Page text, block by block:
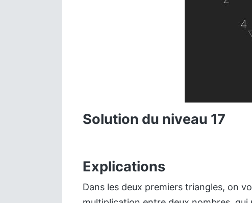
Solution du niveau 17
Explications
Dans les deux premiers triangles, on